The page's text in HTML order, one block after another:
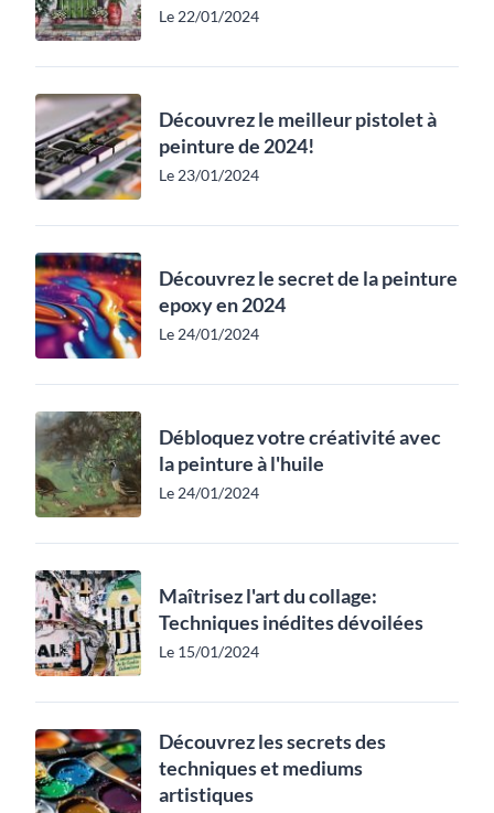
Le 22/01/2024
Découvrez le meilleur pistolet à
peinture de 2024!
Le 23/01/2024
Découvrez le secret de la peinture
epoxy en 2024
Le 24/01/2024
Débloquez votre créativité avec
la peinture à l'huile
Le 24/01/2024
Maîtrisez l'art du collage:
Techniques inédites dévoilées
Le 15/01/2024
Découvrez les secrets des
techniques et mediums
artistiques